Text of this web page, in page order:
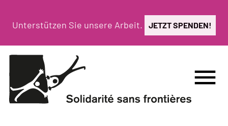
zumUnterstützen Sie unsere Arbeit. JETZT SPENDEN!
menu